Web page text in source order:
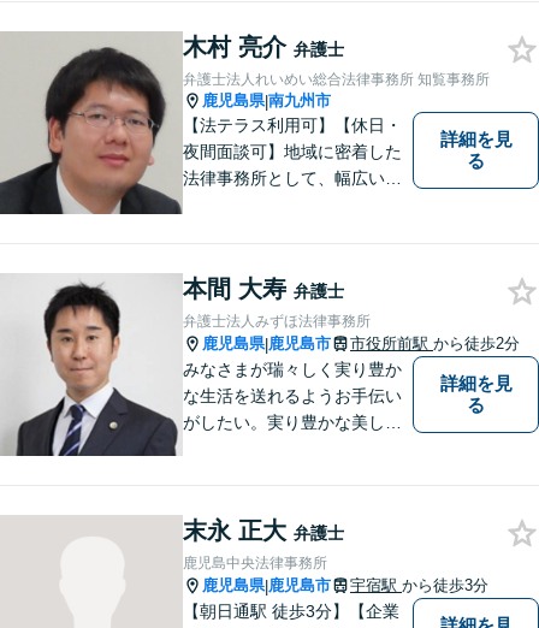
き合い、解決までしっかりサ
ポートします。【電話・WEB
相談も対応可能】
木村 亮介 弁護士
弁護士法人れいめい総合法律事務所 知覧事務所
鹿児島県|南九州市
【法テラス利用可】【休日・
夜間面談可】地域に密着した
法律事務所として、幅広い分
なことやお困りごとがござい
ましたらお早めにご相談くだ
さい。
詳細を見
る
本間 大寿 弁護士
弁護士法人みずほ法律事務所
鹿児島県|鹿児島市 市役所前駅 から徒歩2分
みなさまが瑞々しく実り豊か
な生活を送れるようお手伝い
がしたい。実り豊かな美しい
なさまと一緒に成長させてい
ただきたい。それが私たち，
みずほ法律事務所の思いで
す。
詳細を見
る
末永 正大 弁護士
鹿児島中央法律事務所
鹿児島県|鹿児島市 宇宿駅 から徒歩3分
【朝日通駅 徒歩3分】【企業